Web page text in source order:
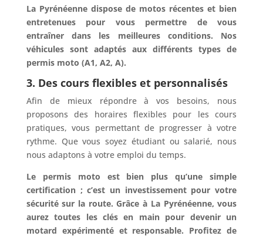
La Pyrénéenne dispose de motos récentes et bien
entretenues pour vous permettre de vous
entraîner dans les meilleures conditions. Nos
véhicules sont adaptés aux différents types de
permis moto (A1, A2, A).
3. Des cours flexibles et personnalisés
Afin de mieux répondre à vos besoins, nous
proposons des horaires flexibles pour les cours
pratiques, vous permettant de progresser à votre
rythme. Que vous soyez étudiant ou salarié, nous
nous adaptons à votre emploi du temps.
Le permis moto est bien plus qu’une simple
certification ; c’est un investissement pour votre
sécurité sur la route. Grâce à La Pyrénéenne, vous
aurez toutes les clés en main pour devenir un
motard expérimenté et responsable. Profitez de